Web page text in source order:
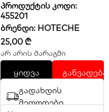
პროდუქტის კოდი:
455201
ბრენდი: HOTECHE
25,00 ₾
არ არის მარაგში
ყიდვა
განვადება
გადახდის
მეთოდები